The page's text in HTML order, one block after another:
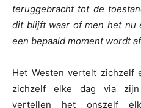
teruggebracht tot de
dit blijft waar of men het nu
een bepaald moment wordt
Het Westen vertelt zichzelf
zichzelf elke dag via zijn
vertellen het onszelf